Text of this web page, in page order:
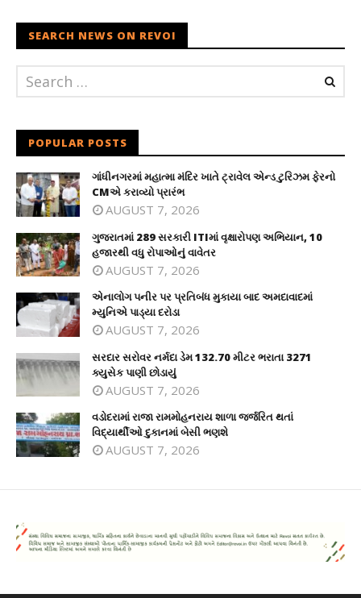
SEARCH NEWS ON REVOI
POPULAR POSTS
ગાંધીનગરમાં મહાત્મા મંદિર ખાતે ટ્રાવેલ એન્ડ ટુરિઝમ ફેરનો
CMએ કરાવ્યો પ્રારંભ
AUGUST 7, 2026
ગુજરાતમાં 289 સરકારી ITIમાં વૃક્ષારોપણ અભિયાન, 10
હજારથી વધુ રોપાઓનું વાવેતર
AUGUST 7, 2026
એનાલોગ પનીર પર પ્રતિબંધ મુકાયા બાદ અમદાવાદમાં
મ્યુનિએ પાડ્યા દરોડા
AUGUST 7, 2026
સરદાર સરોવર નર્મદા ડેમ 132.70 મીટર ભરાતા 3271
ક્યુસેક પાણી છોડાયું
AUGUST 7, 2026
વડોદરામાં રાજા રામમોહનરાય શાળા જર્જરિત થતાં
વિદ્યાર્થીઓ દુકાનમાં બેસી ભણશે
AUGUST 7, 2026